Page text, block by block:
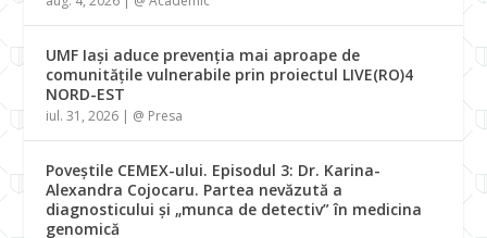
UMF Iași aduce prevenția mai aproape de
comunitățile vulnerabile prin proiectul LIVE(RO)4
NORD-EST
iul. 31, 2026 | @ Presa
Poveștile CEMEX-ului. Episodul 3: Dr. Karina-
Alexandra Cojocaru. Partea nevăzută a
diagnosticului și „munca de detectiv” în medicina
genomică